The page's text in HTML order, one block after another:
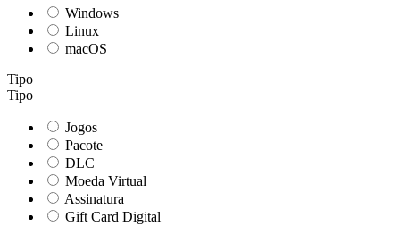
Windows
Linux
macOS
Tipo
Tipo
Jogos
Pacote
DLC
Moeda Virtual
Assinatura
Gift Card Digital